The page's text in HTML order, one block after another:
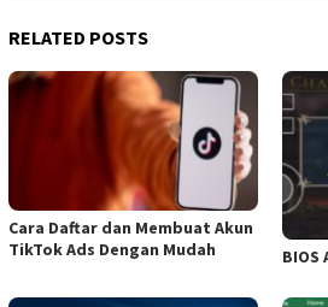
RELATED POSTS
Cara Daftar dan Membuat Akun
TikTok Ads Dengan Mudah
BIOS